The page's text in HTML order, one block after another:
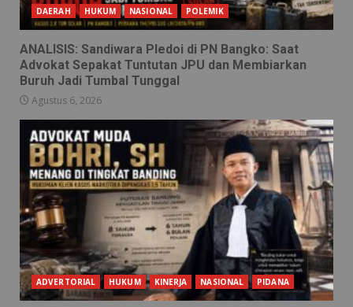
DAERAH HUKUM NASIONAL POLEMIK
ANALISIS: Sandiwara Pledoi di PN Bangko: Saat
Advokat Sepakat Tuntutan JPU dan Membiarkan
Buruh Jadi Tumbal Tunggal
Agustus 6, 2026
ADVERTORIAL HUKUM KINERJA NASIONAL PIDANA